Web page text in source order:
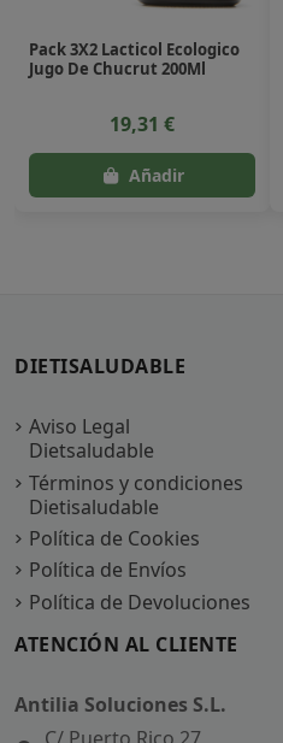
Pack 3X2 Lacticol Ecologico
Jugo De Chucrut 200Ml
19,31 €
DIETISALUDABLE
Aviso Legal
Dietsaludable
Términos y condiciones
Dietisaludable
Política de Cookies
Política de Envíos
Política de Devoluciones
ATENCIÓN AL CLIENTE
Antilia Soluciones S.L.